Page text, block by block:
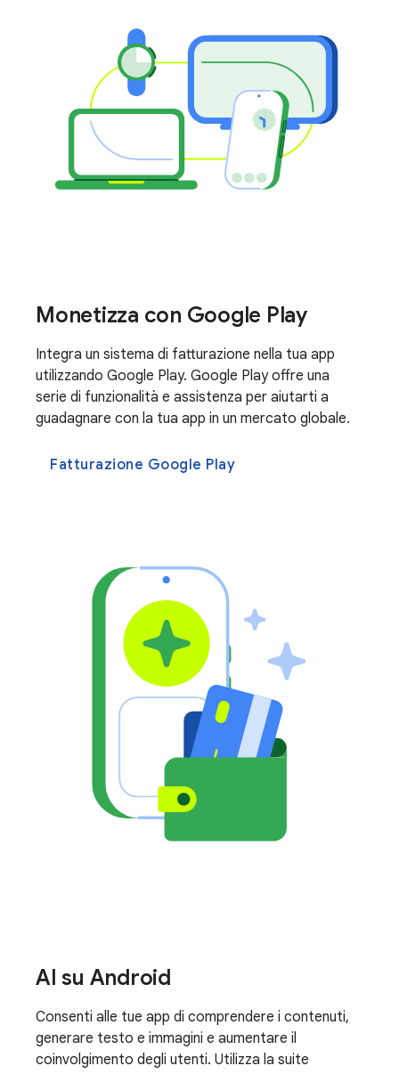
Monetizza con Google Play
Integra un sistema di fatturazione nella tua app
utilizzando Google Play. Google Play offre una
serie di funzionalità e assistenza per aiutarti a
guadagnare con la tua app in un mercato globale.
Fatturazione Google Play
AI su Android
Consenti alle tue app di comprendere i contenuti,
generare testo e immagini e aumentare il
coinvolgimento degli utenti. Utilizza la suite